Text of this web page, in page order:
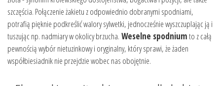
szczęścia. Połączenie żakietu z odpowiednio dobranymi spodniami,
potrafią pięknie podkreślić walory sylwetki, jednocześnie wyszczuplając ją i
tuszując np. nadmiary w okolicy brzucha. Weselne spodniumto z całą
pewnością wybór nietuzinkowy i oryginalny, który sprawi, że żaden
współbiesiadnik nie przejdzie wobec nas obojętnie.